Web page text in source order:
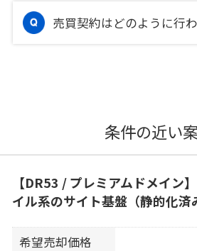
売買契約はどのように行
条件の近い
【DR53 / プレミアムドメイン
イル系のサイト基盤（静的化済
希望売却価格